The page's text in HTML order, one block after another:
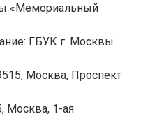
«Мемориальный
ГБУК г. Москвы
Москва, Проспект
Москва, 1-ая